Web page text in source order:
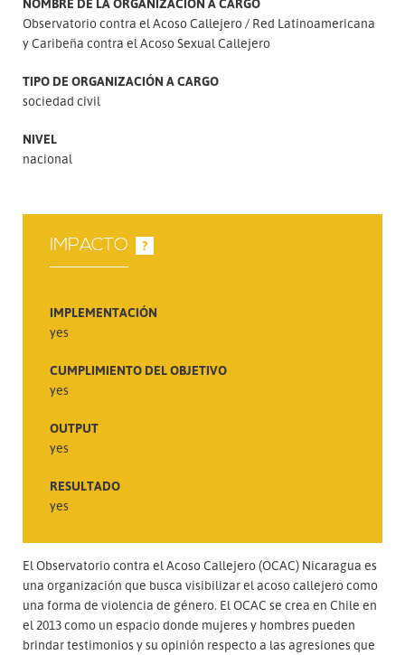
NOMBRE DE LA ORGANIZACIÓN A CARGO
Observatorio contra el Acoso Callejero
Red Latinoamericana
y Caribeña contra el Acoso Sexual Callejero
TIPO DE ORGANIZACIÓN A CARGO
sociedad civil
NIVEL
nacional
IMPACTO ?
IMPLEMENTACIÓN
yes
CUMPLIMIENTO DEL OBJETIVO
yes
OUTPUT
yes
RESULTADO
yes
El Observatorio contra el Acoso Callejero (OCAC) Nicaragua es
una organización que busca visibilizar el acoso callejero como
una forma de violencia de género. El OCAC se crea en Chile en
el 2013 como un espacio donde mujeres y hombres pueden
brindar testimonios y su opinión respecto a las agresiones que